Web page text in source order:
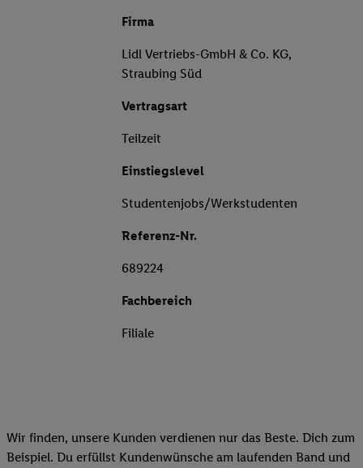
Firma
Lidl Vertriebs-GmbH & Co. KG,
Straubing Süd
Vertragsart
Teilzeit
Einstiegslevel
Studentenjobs/Werkstudenten
Referenz-Nr.
689224
Fachbereich
Filiale
Wir finden, unsere Kunden verdienen nur das Beste. Dich zum
Beispiel. Du erfüllst Kundenwünsche am laufenden Band und